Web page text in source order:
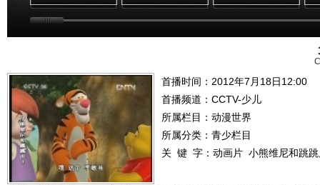
首播时间：2012年7月18日12:00
首播频道： CCTV-少儿
所属栏目： 动漫世界
所属分类：青少栏目
关 键 字： 动画片 小熊维尼和跳